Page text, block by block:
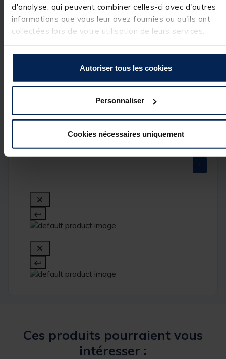
d'analyse, qui peuvent combiner celles-ci avec d'autres
informations que vous leur avez fournies ou qu'ils ont
collectées lors de votre utilisation de leurs services.
Autoriser tous les cookies
Personnaliser
Cookies nécessaires uniquement
mettons tout en
œuvre pour
corriger cette
situation dans
délais.
Nous vous
excuses les plus
Cordialement,
1
Ces produits pourraient vous
intéresser :